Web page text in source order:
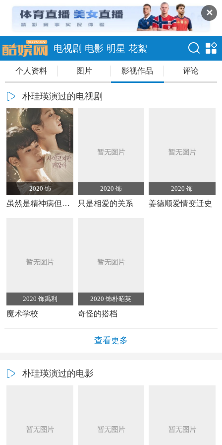
✕
电视剧 电影 明星 花絮
个人资料 图片 影视作品 评论
朴珪瑛演过的电视剧
2020 饰
虽然是精神病但没关系
2020 饰
只是相爱的关系
2020 饰
姜德顺爱情变迁史
2020 饰禹利
魔术学校
2020 饰朴昭英
奇怪的搭档
查看更多
朴珪瑛演过的电影